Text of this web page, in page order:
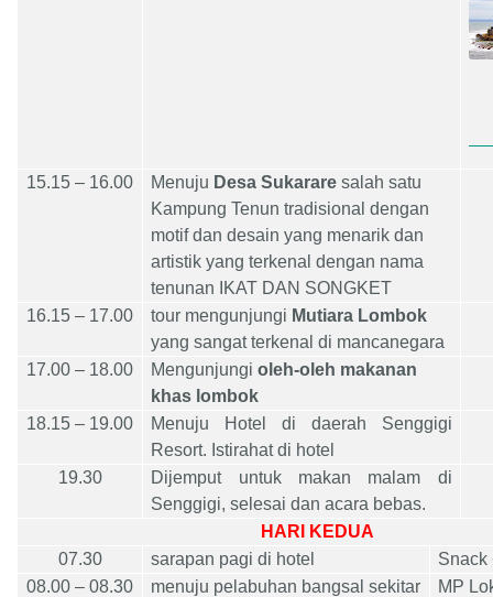
15.15 – 16.00 Menuju Desa Sukarare salah satu
Kampung Tenun tradisional dengan
motif dan desain yang menarik dan
artistik yang terkenal dengan nama
tenunan IKAT DAN SONGKET
16.15 – 17.00
tour mengunjungi Mutiara Lombok
yang sangat terkenal di mancanegara
17.00 – 18.00
Mengunjungioleh-oleh makanan
khas lombok
18.15 – 19.00
Menuju Hotel di daerah Senggigi
Resort. Istirahat di hotel
19.30
Dijemput untuk makan malam di
Senggigi, selesai dan acara bebas.
HARI KEDUA
07.30 sarapan pagi di hotel
Snack
08.00 – 08.30 menuju pelabuhan bangsal sekitar MP